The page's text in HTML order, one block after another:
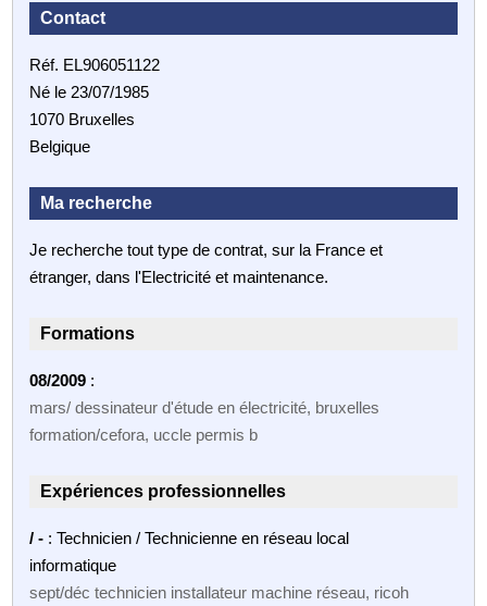
Contact
Réf. EL906051122
Né le 23/07/1985
1070 Bruxelles
Belgique
Ma recherche
Je recherche tout type de contrat, sur la France et
étranger, dans l'Electricité et maintenance.
Formations
08/2009 :
mars/ dessinateur d'étude en électricité, bruxelles
formation/cefora, uccle permis b
Expériences professionnelles
/ - : Technicien / Technicienne en réseau local
informatique
sept/déc technicien installateur machine réseau, ricoh